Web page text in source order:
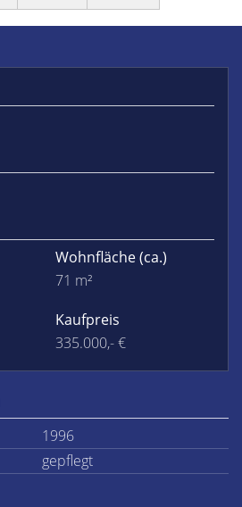
Wohnfläche(ca.)
71 m²
Kaufpreis
335.000,- €
1996
gepflegt